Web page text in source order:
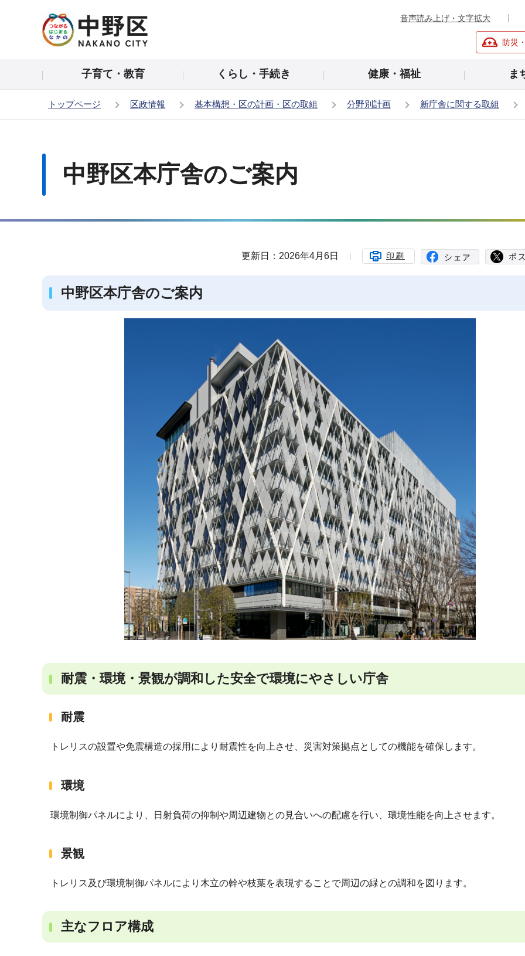
の
頭
音声読み上げ・文字拡大
防災
子育て・教育 くらし・手続き 健康・福祉 ま
トップページ 区政情報 基本構想・区の計画・区の取組 分野別計画 新庁舎に関する取組
中野区本庁舎のご案内
更新日：2026年4月6日 印刷
中野区本庁舎のご案内
耐震・環境・景観が調和した安全で環境にやさしい庁舎
耐震
トレリスの設置や免震構造の採用により耐震性を向上させ、災害対策拠点としての機能を確保します。
環境
環境制御パネルにより、日射負荷の抑制や周辺建物との見合いへの配慮を行い、環境性能を向上させます。
景観
トレリス及び環境制御パネルにより木立の幹や枝葉を表現することで周辺の緑との調和を図ります。
主なフロア構成
ナ
ビ